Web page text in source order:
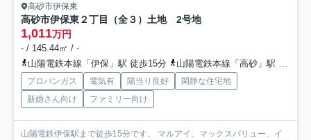
高砂市伊保東
高砂市伊保東２丁目（全３）土地 2号地
1,011万円
- / 145.44㎡ / -
山陽電鉄本線「伊保」駅 徒歩15分
山陽電鉄本線「高砂」駅 徒歩37分
プロパンガス 電気有 陽当り良好
閑静な住宅地
新婚さん向け
ファミリー向け
山陽電鉄伊保駅まで徒歩15分です。 マルアイ、マックスバリュー、イ